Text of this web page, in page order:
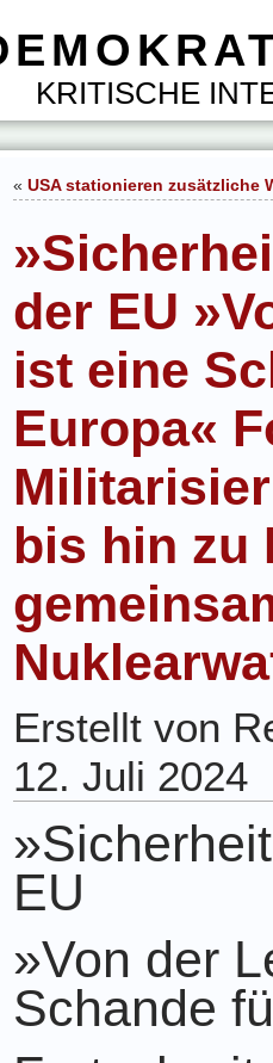
« USA stationieren zusätzliche
der EU
ist eine
Europa«
bis hin zu
Erstellt von
12. Juli 2024
EU
»Von der
Schande